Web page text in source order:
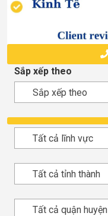
Sắp xếp theo
Sắp xếp theo
Tất cả lĩnh vực
Tất cả tỉnh thành
Tất cả quận huyện